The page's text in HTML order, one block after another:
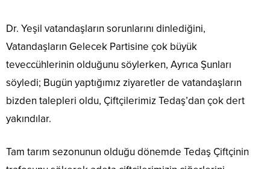
Dr. Yeşil vatandaşların sorunlarını dinlediğini,
Vatandaşların Gelecek Partisine çok büyük
teveccühlerinin olduğunu söylerken, Ayrıca Şunları
söyledi; Bugün yaptığımız ziyaretler de vatandaşların
bizden talepleri oldu, Çiftçilerimiz Tedaş’dan çok dert
yakındılar.
Tam tarım sezonunun olduğu dönemde Tedaş Çiftçinin